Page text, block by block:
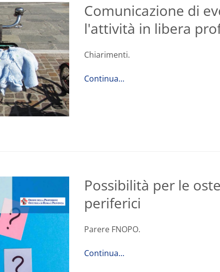
Comunicazione di
l'attività in libera
Chiarimenti.
Continua...
Possibilità per le
periferici
Parere FNOPO.
Continua...